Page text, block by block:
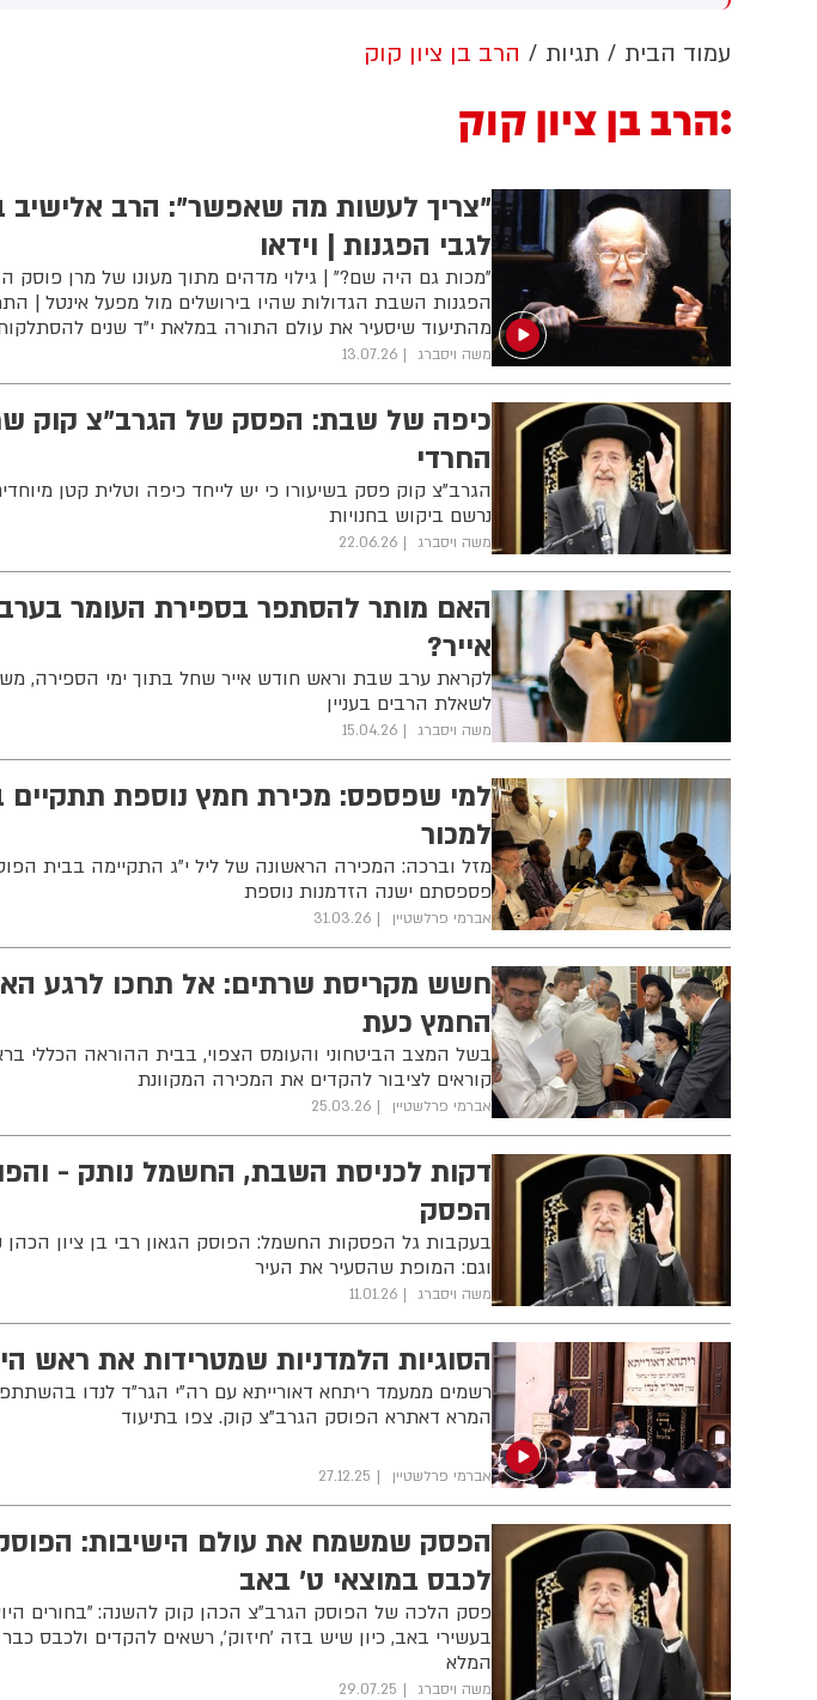
המשפט צפוי לדרוש את עצירת
העבודות. לממשל תינתן אפשרות
עמוד הבית תגיות הרב בן ציון קוק
הרב בן ציון קוק
"צריך לעשות מה שאפשר": הרב אלישיב
לגבי הפגנות | וידאו
"מכות גם היה שם?" | גילוי מדהים מתוך מעונו של מרן פוסק
הפגנות השבת הגדולות שהיו בירושלים מול מפעל אינטל |
מהתיעוד שיסעיר את עולם התורה במלאת י"ד שנים
משה ויסברג 13.07.26
כיפה של שבת: הפסק של הגרב"צ קוק
החרדי
הגרב"צ קוק פסק בשיעורו כי יש לייחד כיפה וטלית קטן
נרשם ביקוש בחנויות
משה ויסברג 22.06.26
האם מותר להסתפר בספירת העומר
אייר?
לקראת ערב שבת וראש חודש אייר שחל בתוך ימי הספירה,
לשאלת הרבים בעניין
משה ויסברג 15.04.26
למי שפספס: מכירת חמץ נוספת תתקיים
למכור
מזל וברכה: המכירה הראשונה של ליל י"ג התקיימה בבית
פספסתם ישנה הזדמנות נוספת
אברמי פרלשטיין 31.03.26
חשש מקריסת שרתים: אל תחכו לרגע
החמץ כעת
בשל המצב הביטחוני והעומס הצפוי, בבית ההוראה הכללי
קוראים לציבור להקדים את המכירה המקוונת
אברמי פרלשטיין 25.03.26
דקות לכניסת השבת, החשמל נותק -
הפסק
בעקבות גל הפסקות החשמל: הפוסק הגאון רבי בן ציון
וגם: המופת שהסעיר את העיר
משה ויסברג 11.01.26
הסוגיות הלמדניות שמטרידות את ראש
רשמים ממעמד ריתחא דאורייתא עם רה"י הגר"ד לנדו
המרא דאתרא הפוסק הגרב"צ קוק. צפו בתיעוד
אברמי פרלשטיין 27.12.25
הפסק שמשמח את עולם הישיבות:
לכבס במוצאי ט' באב
פסק הלכה של הפוסק הגרב"צ הכהן קוק להשנה: "בחורים
בעשירי באב, כיון שיש בזה 'חיזוק', רשאים להקדים ולכבס
המלא
משה ויסברג 29.07.25